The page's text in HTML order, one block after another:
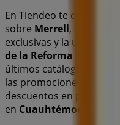
En Tiendeo te
sobre Merrell, como
exclusivas y la
de la Reforma No. 222
últimos catálogos de
las promociones más
descuentos en
en Cuauhtémoc (CDMX)